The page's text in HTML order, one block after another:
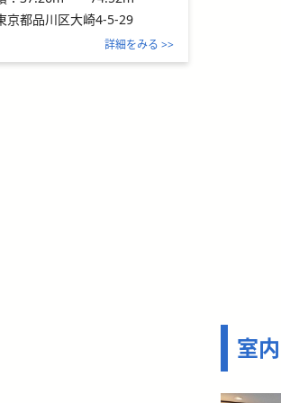
室
京都品川区大崎4-5-29
詳細をみる >>